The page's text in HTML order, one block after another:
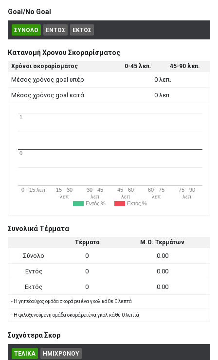
Goal/No Goal
ΣΥΝΟΛΟ ΕΝΤΟΣ ΕΚΤΟΣ
Κατανομή Χρονου Σκοραρίσματος
Χρόνοι σκοραρίσματος 0-45 λεπ. 45-90 λεπ.
Μέσος χρόνος goal υπέρ 0 λεπ.
Μέσος χρόνος goal κατά 0 λεπ.
Εντός % Εκτός %
0 - 15 λεπ
15 - 30
λεπ
30 - 45
λεπ
45 - 60
λεπ
60 - 75
λεπ
75 - 90
λεπ
0
1
Συνολικά Τέρματα
Τέρματα Μ.Ο. Τερμάτων
Σύνολο 0 0.00
Εντός 0 0.00
Εκτός 0 0.00
- Η γηπεδούχος ομάδα σκοράρει ένα γκολ κάθε 0 λεπτά
- Η φιλοξενούμενη ομάδα σκοράρει ένα γκολ κάθε 0 λεπτά
Συχνότερα Σκορ
ΤΕΛΙΚΑ ΗΜΙΧΡΟΝΟΥ